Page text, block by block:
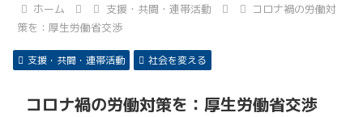
ホーム 支援・共闘・連帯活動
コロナ禍の労働対
策を：厚生労働省交渉
支援・共闘・連帯活動 社会を変える
コロナ禍の労働対策を：厚生労働省交渉